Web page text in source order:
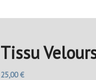
Tissu
25,00€